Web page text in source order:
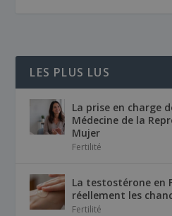
LES PLUS LUS
La prise en charge
Médecine de la
Mujer
Fertilité
La testostérone en
réellement les
Fertilité